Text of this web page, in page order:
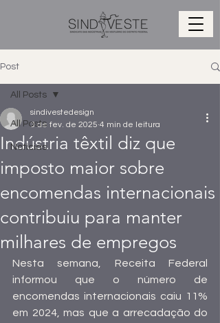
Post
All Posts
Notícias
All Posts
Indústria têxtil diz que
imposto maior sobre
encomendas internacionais
contribuiu para manter
milhares de empregos
sindivestedesign
3 de fev. de 2025 4 min de leitura
Nesta semana, Receita Federal
informou que o número de
encomendas internacionais caiu 11%
em 2024, mas que a arrecadação do